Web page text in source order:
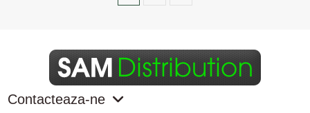
Contacteaza-ne